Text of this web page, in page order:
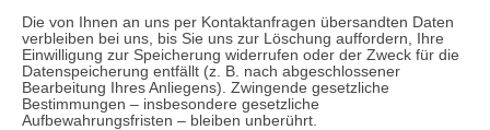
Die von Ihnen an uns per Kontaktanfragen übersandten Daten
verbleiben bei uns, bis Sie uns zur Löschung auffordern, Ihre
Einwilligung zur Speicherung widerrufen oder der Zweck für die
Datenspeicherung entfällt (z. B. nach abgeschlossener
Bearbeitung Ihres Anliegens). Zwingende gesetzliche
Bestimmungen – insbesondere gesetzliche
Aufbewahrungsfristen – bleiben unberührt.